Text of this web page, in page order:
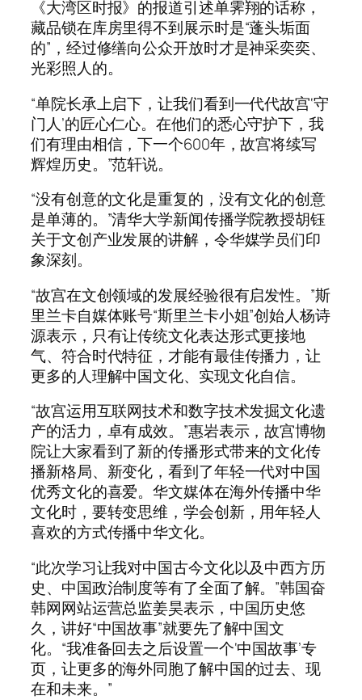
《大湾区时报》的报道引述单霁翔的话称，
藏品锁在库房里得不到展示时是“蓬头垢面
的”，经过修缮向公众开放时才是神采奕奕、
光彩照人的。
“单院长承上启下，让我们看到一代代故宫‘守
门人’的匠心仁心。在他们的悉心守护下，我
们有理由相信，下一个600年，故宫将续写
辉煌历史。”范轩说。
“没有创意的文化是重复的，没有文化的创意
是单薄的。”清华大学新闻传播学院教授胡钰
关于文创产业发展的讲解，令华媒学员们印
象深刻。
“故宫在文创领域的发展经验很有启发性。”斯
里兰卡自媒体账号“斯里兰卡小姐”创始人杨诗
源表示，只有让传统文化表达形式更接地
气、符合时代特征，才能有最佳传播力，让
更多的人理解中国文化、实现文化自信。
“故宫运用互联网技术和数字技术发掘文化遗
产的活力，卓有成效。”惠岩表示，故宫博物
院让大家看到了新的传播形式带来的文化传
播新格局、新变化，看到了年轻一代对中国
优秀文化的喜爱。华文媒体在海外传播中华
文化时，要转变思维，学会创新，用年轻人
喜欢的方式传播中华文化。
“此次学习让我对中国古今文化以及中西方历
史、中国政治制度等有了全面了解。”韩国奋
韩网网站运营总监姜昊表示，中国历史悠
久，讲好“中国故事”就要先了解中国文
化。“我准备回去之后设置一个‘中国故事’专
页，让更多的海外同胞了解中国的过去、现
在和未来。”